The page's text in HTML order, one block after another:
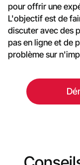
pour offrir une
L'objectif est de
discuter avec des
pas en ligne et de
problème sur